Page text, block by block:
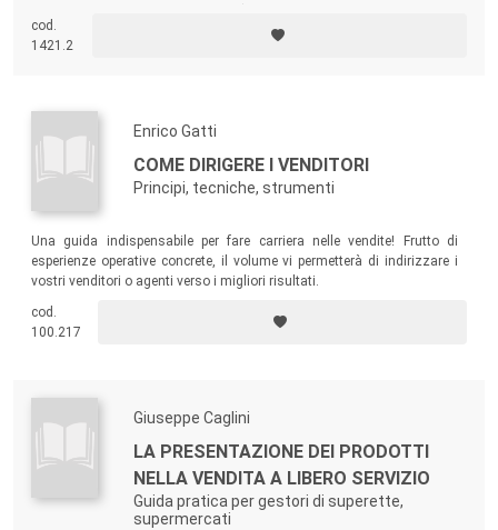
grandi o nelle piccole/medie imprese.
cod.
1421.2
Enrico Gatti
COME DIRIGERE I VENDITORI
Principi, tecniche, strumenti
Una guida indispensabile per fare carriera nelle vendite! Frutto di
esperienze operative concrete, il volume vi permetterà di indirizzare i
vostri venditori o agenti verso i migliori risultati.
cod.
100.217
Giuseppe Caglini
LA PRESENTAZIONE DEI PRODOTTI
NELLA VENDITA A LIBERO SERVIZIO
Guida pratica per gestori di superette,
supermercati